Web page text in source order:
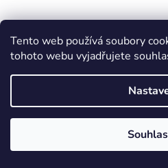
Tento web používá soubory
tohoto webu vyjadřujete